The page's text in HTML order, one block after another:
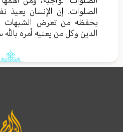
الصلوات. إن الإنسان يعيذ
بحفظه من تعرض الشبهات
الدين وكل من يعنيه أمره بالله